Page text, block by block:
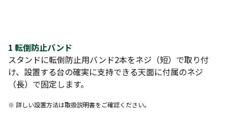
1 転倒防止バンド
スタンドに転倒防止用バンド2本をネジ（短）で取り付
け、設置する台の確実に支持できる天面に付属のネジ
（長）で固定します。
※ 詳しい設置方法は取扱説明書をご確認ください。